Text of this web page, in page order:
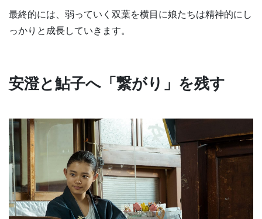
最終的には、弱っていく双葉を横目に娘たちは精神的にし
っかりと成長していきます。
安澄と鮎子へ「繋がり」を残す